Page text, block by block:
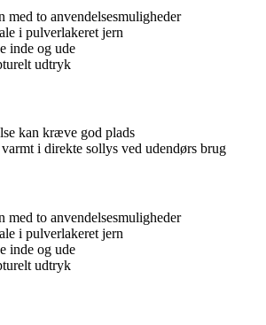
med to anvendelsesmuligheder
i pulverlakeret jern
inde og ude
udtryk
kan kræve god plads
i direkte sollys ved udendørs brug
med to anvendelsesmuligheder
i pulverlakeret jern
inde og ude
udtryk